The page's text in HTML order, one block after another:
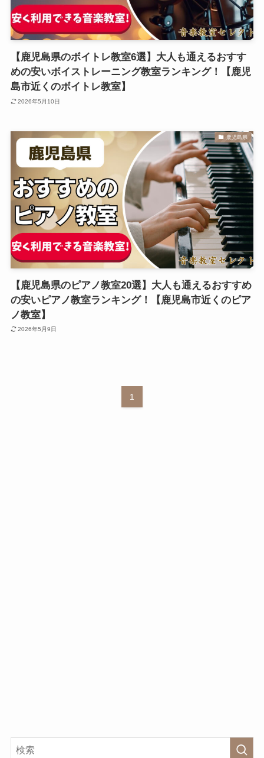
【鹿児島県のボイトレ教室6選】大人も通えるおすす
めの安いボイストレーニング教室ランキング！【鹿児
島市近くのボイトレ教室】
2026年5月10日
鹿児島県
【鹿児島県のピアノ教室20選】大人も通えるおすすめ
の安いピアノ教室ランキング！【鹿児島市近くのピア
ノ教室】
2026年5月9日
1